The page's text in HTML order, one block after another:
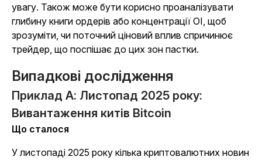
увагу. Також може бути корисно проаналізувати
глибину книги ордерів або концентрації OI, щоб
зрозуміти, чи поточний ціновий вплив спричинює
трейдер, що поспішає до цих зон пастки.
Випадкові дослідження
Приклад A: Листопад 2025 року:
Вивантаження китів Bitcoin
Що сталося
У листопаді 2025 року кілька криптовалютних новин